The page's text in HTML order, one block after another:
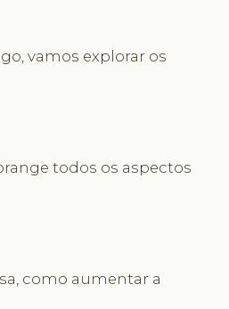
vamos explorar os
todos os aspectos
como aumentar a